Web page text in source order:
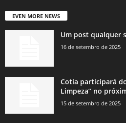
EVEN MORE NEWS
Um post qualquer
16 de setembro de 2025
Cotia participará
Limpeza” no
15 de setembro de 2025